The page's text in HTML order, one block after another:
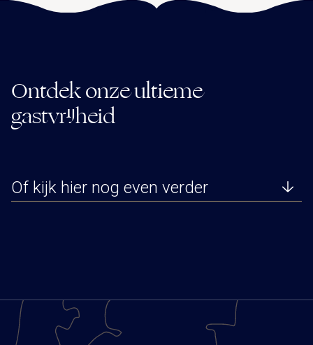
Ontdek onze ultieme
gastvrijheid
Of kijk hier nog even verder